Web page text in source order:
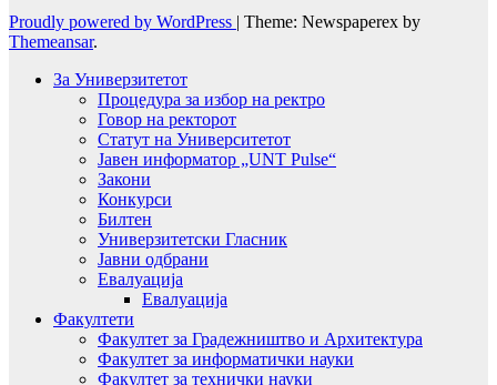
Proudly powered by WordPress | Theme: Newspaperex by
Themeansar.
За Универзитетот
Процедура за избор на ректро
Говор на ректорот
Статут на Университетот
Јавен информатор „UNT Pulse“
Закони
Конкурси
Билтен
Универзитетски Гласник
Јавни одбрани
Евалуација
Евалуација
Факултети
Факултет за Градежништво и Архитектура
Факултет за информатички науки
Факултет за технички науки